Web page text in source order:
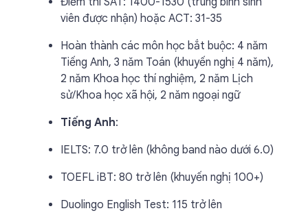
viên được nhận) hoặc ACT: 31-35
Hoàn thành các môn học bắt buộc: 4 năm
Tiếng Anh, 3 năm Toán (khuyến nghị 4 năm),
2 năm Khoa học thí nghiệm, 2 năm Lịch
sử/Khoa học xã hội, 2 năm ngoại ngữ
Tiếng Anh:
IELTS: 7.0 trở lên (không band nào dưới 6.0)
TOEFL iBT: 80 trở lên (khuyến nghị 100+)
Duolingo English Test: 115 trở lên